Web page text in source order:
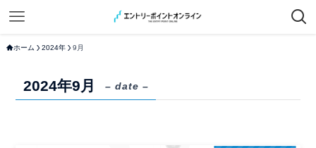
ホーム 2024年 9月
2024年9月 – date –